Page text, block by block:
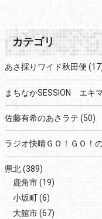
カテゴリ
あさ採りワイド秋田便
まちなかSESSION エキ
佐藤有希のあさラテ (50)
ラジオ快晴ＧＯ！ＧＯ！
県北(389)
鹿角市(19)
小坂町(6)
大館市(67)